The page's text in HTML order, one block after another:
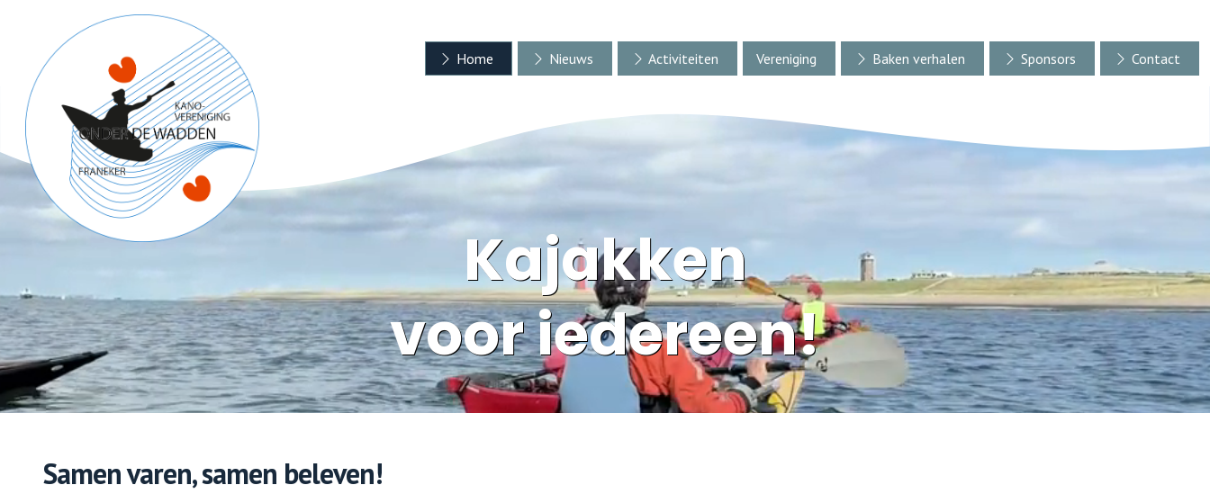
Home Nieuws Activiteiten Vereniging Baken verhalen Sponsors Contact
Kajakken
voor iedereen!
Samen varen, samen beleven!